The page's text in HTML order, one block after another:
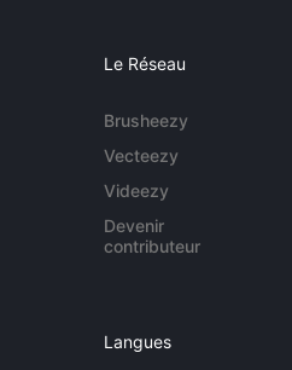
Le Réseau
Brusheezy
Vecteezy
Videezy
Devenir
contributeur
Langues